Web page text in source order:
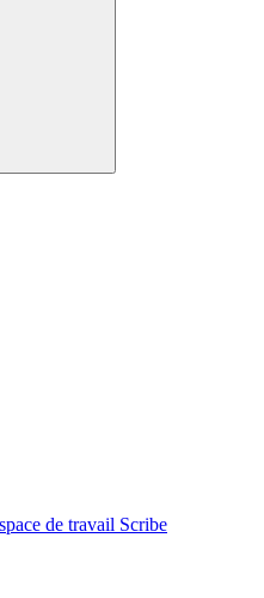
de travail Scribe